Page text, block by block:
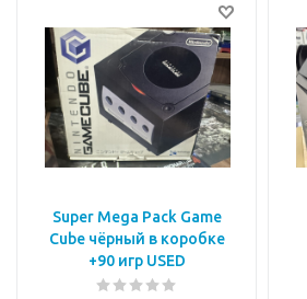
Super Mega Pack Game
Cube чёрный в коробке
+90 игр USED